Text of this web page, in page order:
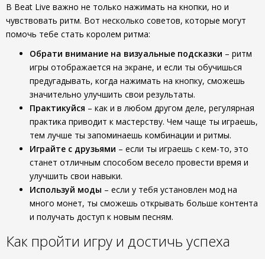
В Beat Live важно не только нажимать на кнопки, но и
чувствовать ритм. Вот несколько советов, которые могут
помочь тебе стать королем ритма:
Обрати внимание на визуальные подсказки – ритм
игры отображается на экране, и если ты обучишься
предугадывать, когда нажимать на кнопку, сможешь
значительно улучшить свои результаты.
Практикуйся – как и в любом другом деле, регулярная
практика приводит к мастерству. Чем чаще ты играешь,
тем лучше ты запоминаешь комбинации и ритмы.
Играйте с друзьями – если ты играешь с кем-то, это
станет отличным способом весело провести время и
улучшить свои навыки.
Используй моды – если у тебя установлен мод на
много монет, ты сможешь открывать больше контента
и получать доступ к новым песням.
Как пройти игру и достичь успеха